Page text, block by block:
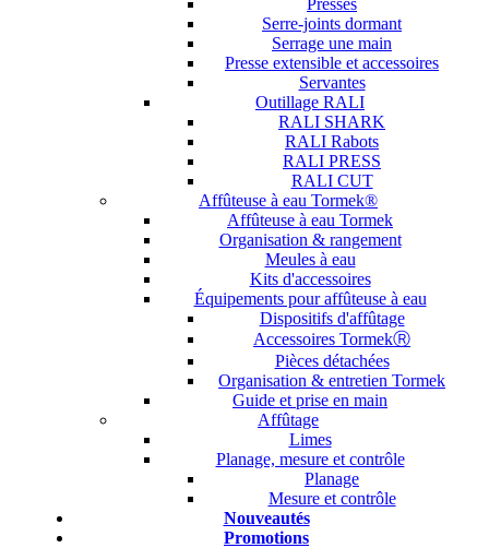
Serre-joints dormant
Serrage une main
Presse extensible et accessoires
Servantes
Outillage RALI
RALI SHARK
RALI Rabots
RALI PRESS
RALI CUT
Affûteuse à eau Tormek®
Affûteuse à eau Tormek
Organisation & rangement
Meules à eau
Kits d'accessoires
Équipements pour affûteuse à eau
Dispositifs d'affûtage
Accessoires TormekⓇ
Pièces détachées
Organisation & entretien Tormek
Guide et prise en main
Affûtage
Limes
Planage, mesure et contrôle
Planage
Mesure et contrôle
Nouveautés
Promotions